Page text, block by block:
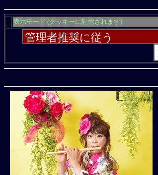
表示モード (クッキーに記憶されます)